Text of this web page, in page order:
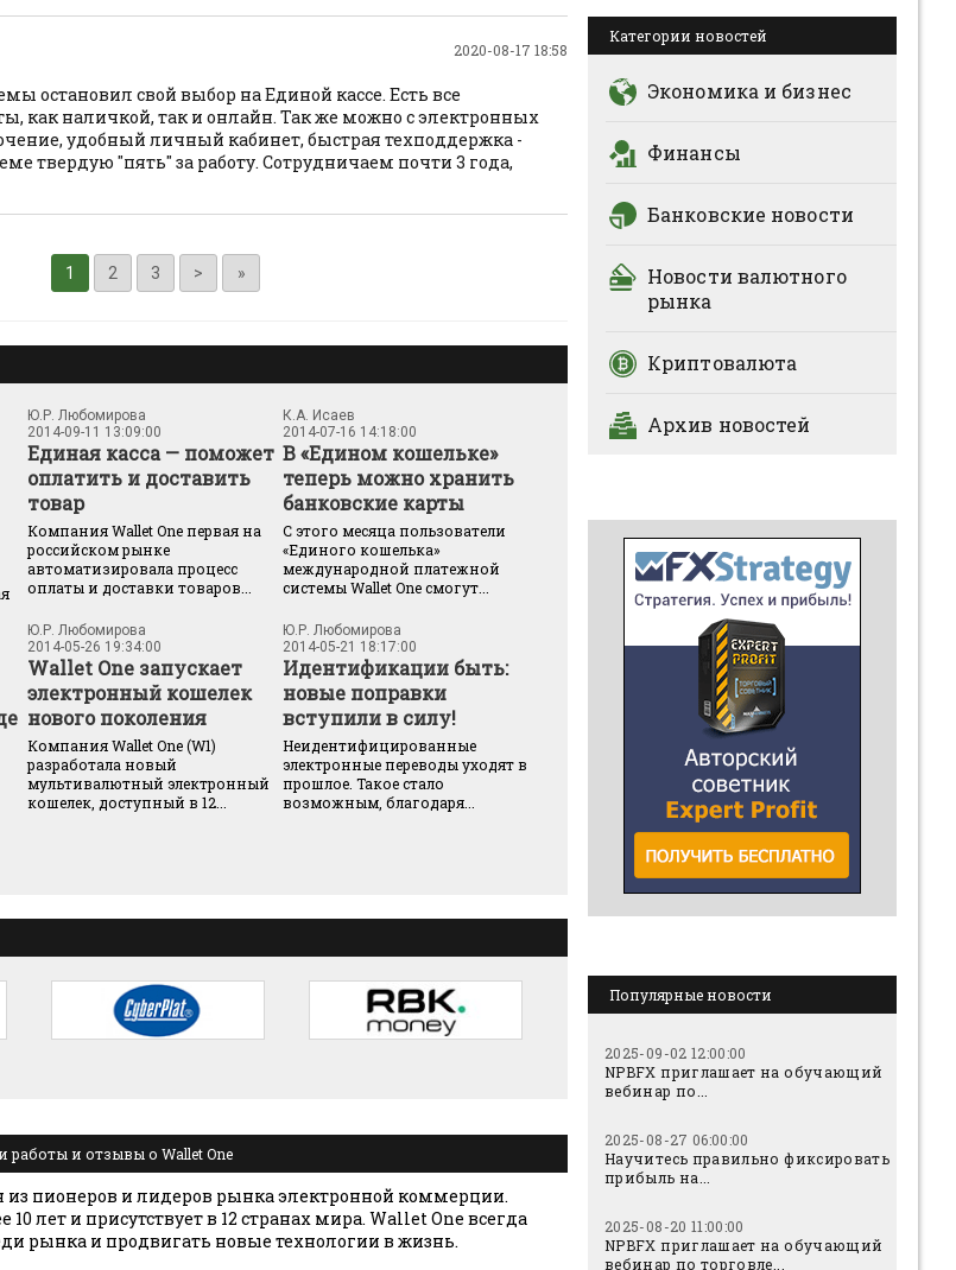
2020-08-17 18:58
остановил свой выбор на Единой кассе. Есть все
как наличкой, так и онлайн. Так же можно с электронных
удобный личный кабинет, быстрая техподдержка -
твердую "пять" за работу. Сотрудничаем почти 3 года,
1 2 3 > »
Ю.Р. Любомирова
2014-09-11 13:09:00
Единая касса — поможет
оплатить и доставить
товар
Компания Wallet One первая на
российском рынке
автоматизировала процесс
оплаты и доставки товаров...
К.А. Исаев
2014-07-16 14:18:00
В «Едином кошельке»
теперь можно хранить
банковские карты
С этого месяца пользователи
«Единого кошелька»
международной платежной
системы Wallet One смогут...
Ю.Р. Любомирова
2014-05-26 19:34:00
Wallet One запускает
электронный кошелек
нового поколения
Компания Wallet One (W1)
разработала новый
мультивалютный электронный
кошелек, доступный в 12...
Ю.Р. Любомирова
2014-05-21 18:17:00
Идентификации быть:
новые поправки
вступили в силу!
Неидентифицированные
электронные переводы уходят в
прошлое. Такое стало
возможным, благодаря...
и отзывы о Wallet One
пионеров и лидеров рынка электронной коммерции.
лет и присутствует в 12 странах мира. Wallet One всегда
рынка и продвигать новые технологии в жизнь.
Категории новостей
Экономика и бизнес
Финансы
Банковские новости
Новости валютного
рынка
Криптовалюта
Архив новостей
Популярные новости
2025-09-02 12:00:00
NPBFX приглашает на обучающий
вебинар по...
2025-08-27 06:00:00
Научитесь правильно фиксировать
прибыль на...
2025-08-20 11:00:00
NPBFX приглашает на обучающий
вебинар по торговле...